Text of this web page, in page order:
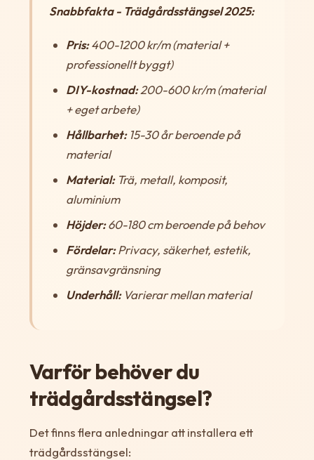
Snabbfakta - Trädgårdsstängsel 2025:
Pris:400-1200 kr/m (material +
professionellt byggt)
DIY-kostnad:200-600 kr/m (material
+ eget arbete)
Hållbarhet:15-30 år beroende på
material
Material:Trä, metall, komposit,
aluminium
Höjder:60-180 cm beroende på behov
Fördelar:Privacy, säkerhet, estetik,
gränsavgränsning
Underhåll:Varierar mellan material
Varför behöver du
trädgårdsstängsel?
Det finns flera anledningar att installera ett
trädgårdsstängsel: